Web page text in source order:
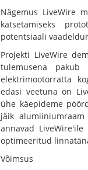
Nägemus LiveWire
katsetamiseks
potentsiaali
Projekti LiveWire
tulemusena pakub
elektrimootorratta
edasi veetuna on
ühe käepideme
jäik
annavad
optimeeritud
Võimsus